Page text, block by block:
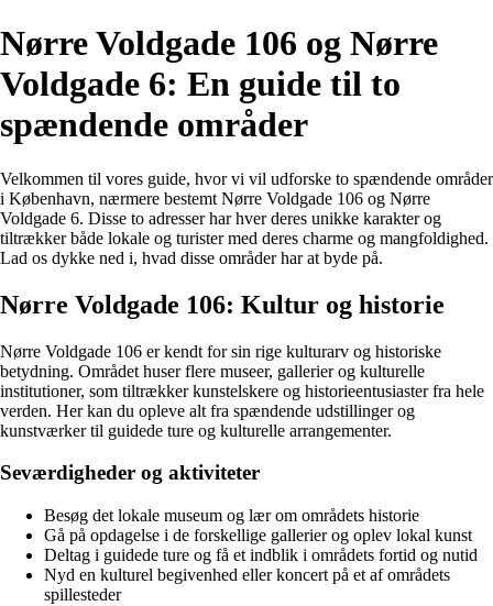
Nørre Voldgade 106 og Nørre
Voldgade 6: En guide til to
spændende områder
Velkommen til vores guide, hvor vi vil udforske to spændende områder
i København, nærmere bestemt Nørre Voldgade 106 og Nørre
Voldgade 6. Disse to adresser har hver deres unikke karakter og
tiltrækker både lokale og turister med deres charme og mangfoldighed.
Lad os dykke ned i, hvad disse områder har at byde på.
Nørre Voldgade 106: Kultur og historie
Nørre Voldgade 106 er kendt for sin rige kulturarv og historiske
betydning. Området huser flere museer, gallerier og kulturelle
institutioner, som tiltrækker kunstelskere og historieentusiaster fra hele
verden. Her kan du opleve alt fra spændende udstillinger og
kunstværker til guidede ture og kulturelle arrangementer.
Seværdigheder og aktiviteter
Besøg det lokale museum og lær om områdets historie
Gå på opdagelse i de forskellige gallerier og oplev lokal kunst
Deltag i guidede ture og få et indblik i områdets fortid og nutid
Nyd en kulturel begivenhed eller koncert på et af områdets
spillesteder